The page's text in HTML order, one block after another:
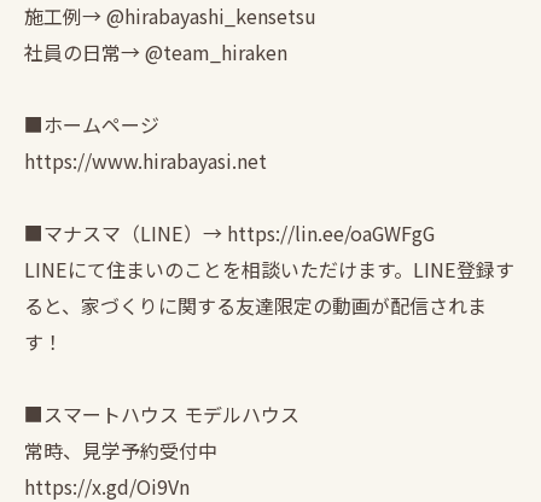
施工例→ @hirabayashi_kensetsu
社員の日常→ @team_hiraken
■ホームページ
https://www.hirabayasi.net
■マナスマ（LINE）→ https://lin.ee/oaGWFgG
LINEにて住まいのことを相談いただけます。LINE登録す
ると、家づくりに関する友達限定の動画が配信されま
す！
■スマートハウス モデルハウス
常時、見学予約受付中
https://x.gd/Oi9Vn